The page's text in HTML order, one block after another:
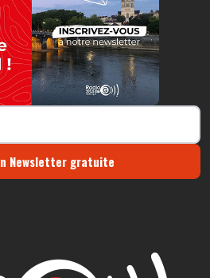
Newsletter gratuite